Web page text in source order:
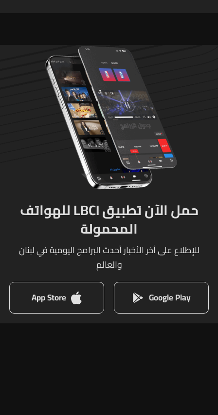
حمل الآن تطبيق LBCI للهواتف
المحمولة
للإطلاع على أخر الأخبار أحدث البرامج اليومية في لبنان
والعالم
Google Play
App Store